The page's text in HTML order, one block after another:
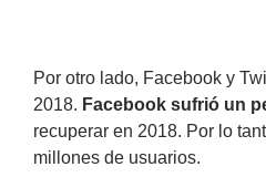
Por otro lado, Facebook y
2018. Facebook sufrió un
recuperar en 2018. Por lo
millones de usuarios.